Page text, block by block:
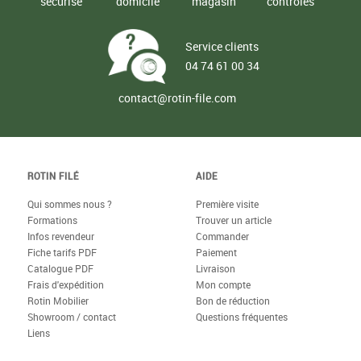
Service clients
04 74 61 00 34
contact@rotin-file.com
ROTIN FILÉ
Qui sommes nous ?
Formations
Infos revendeur
Fiche tarifs PDF
Catalogue PDF
Frais d'expédition
Rotin Mobilier
Showroom / contact
Liens
AIDE
Première visite
Trouver un article
Commander
Paiement
Livraison
Mon compte
Bon de réduction
Questions fréquentes